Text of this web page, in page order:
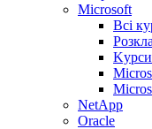
Microsoft
Всі
NetApp
Oracle